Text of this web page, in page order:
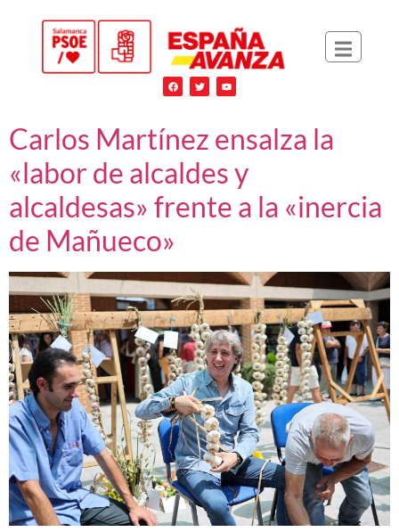
Carlos Martínez ensalza la
«labor de alcaldes y
alcaldesas» frente a la «inercia
de Mañueco»